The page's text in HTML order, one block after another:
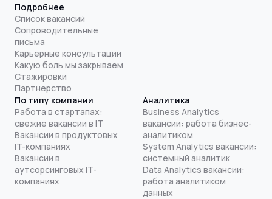
Подробнее
Список вакансий
Сопроводительные
письма
Карьерные консультации
Какую боль мы закрываем
Стажировки
Партнерство
По типу компании
Работа в стартапах:
свежие вакансии в IT
Вакансии в продуктовых
IT-компаниях
Вакансии в
аутсорсинговых IT-
компаниях
Аналитика
Business Analytics
вакансии: работа бизнес-
аналитиком
System Analytics вакансии:
системный аналитик
Data Analytics вакансии:
работа аналитиком
данных